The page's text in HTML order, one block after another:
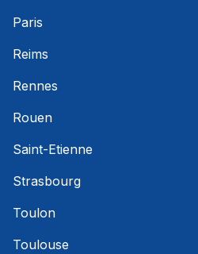
Paris
Reims
Rennes
Rouen
Saint-Etienne
Strasbourg
Toulon
Toulouse